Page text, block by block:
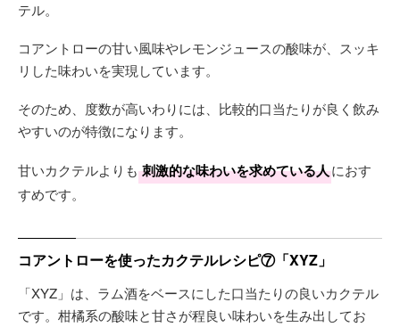
テル。
コアントローの甘い風味やレモンジュースの酸味が、スッキ
リした味わいを実現しています。
そのため、度数が高いわりには、比較的口当たりが良く飲み
やすいのが特徴になります。
甘いカクテルよりも 刺激的な味わいを求めている人におす
すめです。
コアントローを使ったカクテルレシピ⑦「XYZ」
「XYZ」は、ラム酒をベースにした口当たりの良いカクテル
です。柑橘系の酸味と甘さが程良い味わいを生み出してお